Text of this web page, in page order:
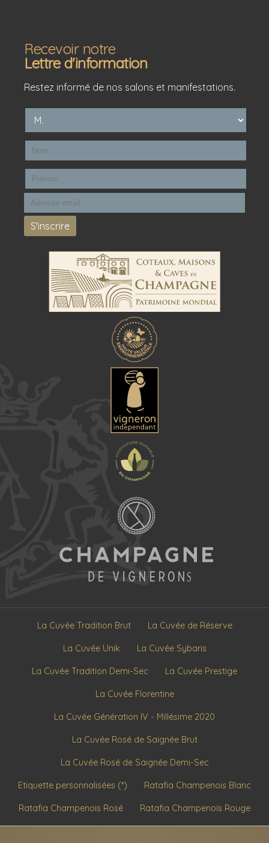
Recevoir notre
Lettre d'information
Restez informé de nos salons et manifestations.
La Cuvée Tradition Brut La Cuvée de Réserve
La Cuvée Unik La Cuvée Sybaris
La Cuvée Tradition Demi-Sec La Cuvée Prestige
La Cuvée Florentine
La Cuvée Génération IV - Millésime 2020
La Cuvée Rosé de Saignée Brut
La Cuvée Rosé de Saignée Demi-Sec
Etiquette personnalisées (*) Ratafia Champenois Blanc
Ratafia Champenois Rosé Ratafia Champenois Rouge